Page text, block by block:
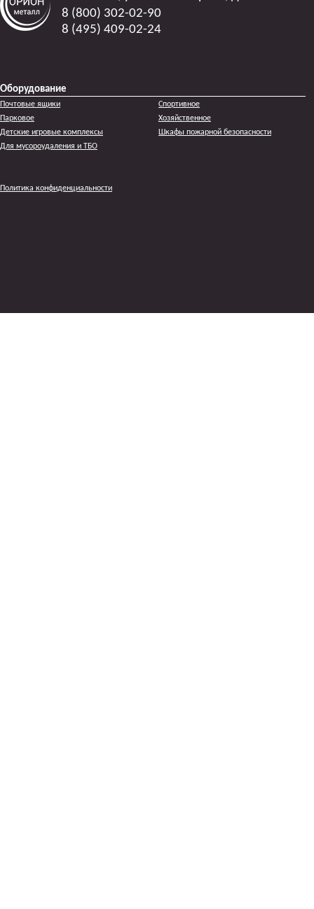
8 (800) 302-02-90
8 (495) 409-02-24
Оборудование
Почтовые ящики
Парковое
Детские игровые комплексы
Для мусороудаления и ТБО
Спортивное
Хозяйственное
Шкафы пожарной безопасности
Политика конфиденциальности